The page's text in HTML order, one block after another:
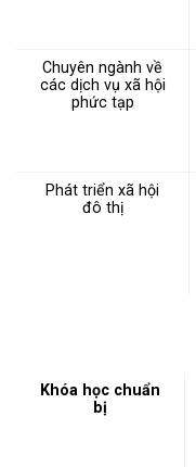
Chuyên ngành về
các dịch vụ xã hội
phức tạp
Phát triển xã hội
đô thị
Khóa học chuẩn
bị